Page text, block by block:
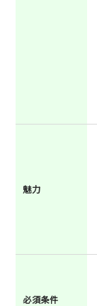
魅力
必須条件